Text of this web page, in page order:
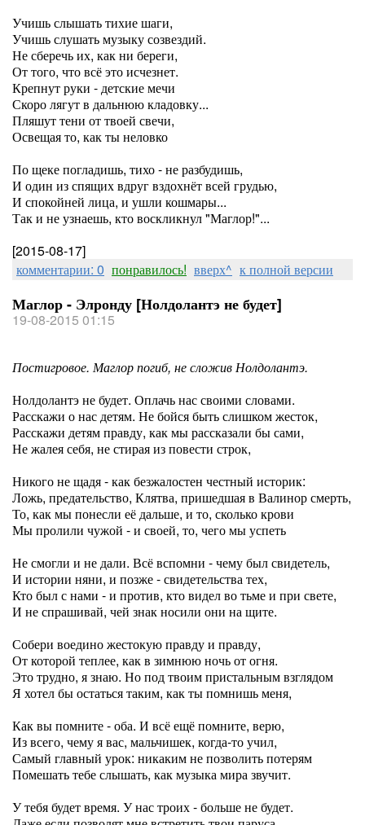
Учишь слышать тихие шаги,
Учишь слушать музыку созвездий.
Не сберечь их, как ни береги,
От того, что всё это исчезнет.
Крепнут руки - детские мечи
Скоро лягут в дальнюю кладовку...
Пляшут тени от твоей свечи,
Освещая то, как ты неловко
По щеке погладишь, тихо - не разбудишь,
И один из спящих вдруг вздохнёт всей грудью,
И спокойней лица, и ушли кошмары...
Так и не узнаешь, кто воскликнул "Маглор!"...
[2015-08-17]
комментарии: 0 понравилось! вверх^ к полной версии
Маглор - Элронду [Нолдолантэ не будет]
19-08-2015 01:15
Постигровое. Маглор погиб, не сложив Нолдолантэ.
Нолдолантэ не будет. Оплачь нас своими словами.
Расскажи о нас детям. Не бойся быть слишком жесток,
Расскажи детям правду, как мы рассказали бы сами,
Не жалея себя, не стирая из повести строк,
Никого не щадя - как безжалостен честный историк:
Ложь, предательство, Клятва, пришедшая в Валинор смерть,
То, как мы понесли её дальше, и то, сколько крови
Мы пролили чужой - и своей, то, чего мы успеть
Не смогли и не дали. Всё вспомни - чему был свидетель,
И истории няни, и позже - свидетельства тех,
Кто был с нами - и против, кто видел во тьме и при свете,
И не спрашивай, чей знак носили они на щите.
Собери воедино жестокую правду и правду,
От которой теплее, как в зимнюю ночь от огня.
Это трудно, я знаю. Но под твоим пристальным взглядом
Я хотел бы остаться таким, как ты помнишь меня,
Как вы помните - оба. И всё ещё помните, верю,
Из всего, чему я вас, мальчишек, когда-то учил,
Самый главный урок: никаким не позволить потерям
Помешать тебе слышать, как музыка мира звучит.
У тебя будет время. У нас троих - больше не будет.